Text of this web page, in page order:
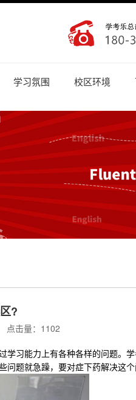
学习氛围 校区环境
?
击量：1102
习能力上有各种各样的问题。
题就急躁，要对症下药解决这个